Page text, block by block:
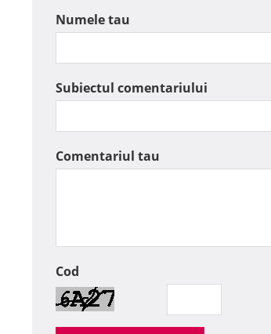
Numele tau
Subiectul comentariului
Comentariul tau
Cod